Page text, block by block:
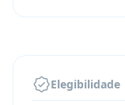
Elegibilidade